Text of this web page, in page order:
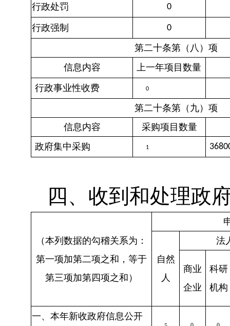
行政处罚 0
行政强制 0
第二十条第（八）项
信息内容
上一年项目数量
行政事业性收费
0
第二十条第（九）项
信息内容
采购项目数量
政府集中采购
1
四、收到和处理政
（本列数据的勾稽关系为：
第一项加第二项之和，等于
第三项加第四项之和）
自然
人
法
商业
企业
科研
机构
一、本年新收政府信息公开